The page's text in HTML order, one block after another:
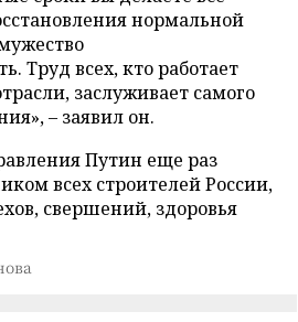
нормальной
Труд всех, кто работает
заслуживает самого
– заявил он.
Путин еще раз
всех строителей России,
свершений, здоровья